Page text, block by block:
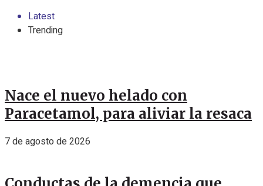
Latest
Trending
Nace el nuevo helado con
Paracetamol, para aliviar la resaca
7 de agosto de 2026